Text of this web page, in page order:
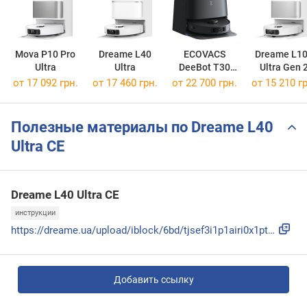
Mova P10 Pro
Ultra
Dreame L40
Ultra
ECOVACS
DeeBot T30
Omni
Dreame
Ultra Gen
от 17 092 грн. от 17 460 грн. от 22 700 грн. от 15 210
Полезные материалы по Dreame L40
Ultra CE
Dreame L40 Ultra CE
инструкции
https://dreame.ua/upload/iblock/6bd/tjsef3i1p1airi0x1ptvg44...
Добавить ссылку